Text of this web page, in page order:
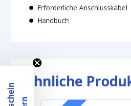
Erforderliche Anschlusskabel
Handbuch
Ähnliche